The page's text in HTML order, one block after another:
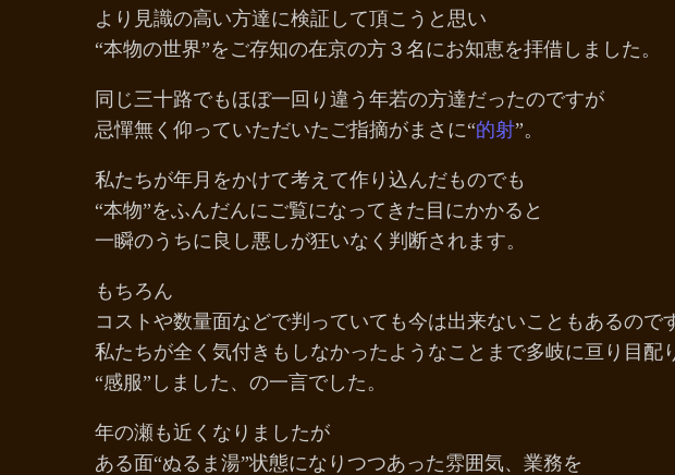
より見識の高い方達に検証して頂こうと思い
“本物の世界”をご存知の在京の方３名にお知恵を拝借しました。
同じ三十路でもほぼ一回り違う年若の方達だったのですが
忌憚無く仰っていただいたご指摘がまさに“的射”。
私たちが年月をかけて考えて作り込んだものでも
“本物”をふんだんにご覧になってきた目にかかると
一瞬のうちに良し悪しが狂いなく判断されます。
もちろん
コストや数量面などで判っていても今は出来ないこともあるので
私たちが全く気付きもしなかったようなことまで多岐に亘り目配
“感服”しました、の一言でした。
年の瀬も近くなりましたが
ある面“ぬるま湯”状態になりつつあった雰囲気、業務を